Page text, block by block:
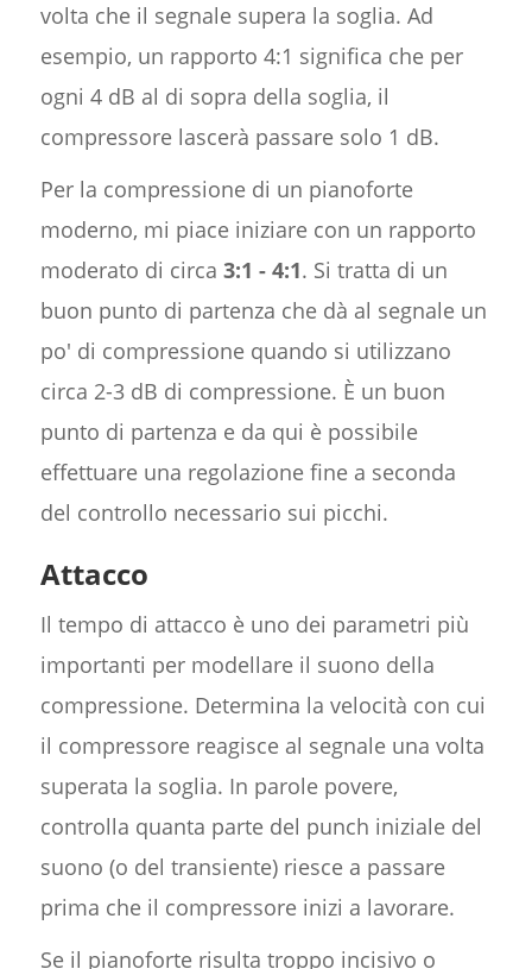
volta che il segnale supera la soglia. Ad
esempio, un rapporto 4:1 significa che per
ogni 4 dB al di sopra della soglia, il
compressore lascerà passare solo 1 dB.
Per la compressione di un pianoforte
moderno, mi piace iniziare con un rapporto
moderato di circa 3:1 - 4:1. Si tratta di un
buon punto di partenza che dà al segnale un
po' di compressione quando si utilizzano
circa 2-3 dB di compressione. È un buon
punto di partenza e da qui è possibile
effettuare una regolazione fine a seconda
del controllo necessario sui picchi.
Attacco
Il tempo di attacco è uno dei parametri più
importanti per modellare il suono della
compressione. Determina la velocità con cui
il compressore reagisce al segnale una volta
superata la soglia. In parole povere,
controlla quanta parte del punch iniziale del
suono (o del transiente) riesce a passare
prima che il compressore inizi a lavorare.
Se il pianoforte risulta troppo incisivo o